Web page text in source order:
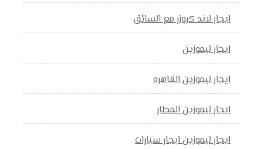
ايجار لاند كروزر مع السائق
ايجار ليموزين
ايجار ليموزين القاهره
ايجار ليموزين المطار
ايجار ليموزين ايجار سيارات